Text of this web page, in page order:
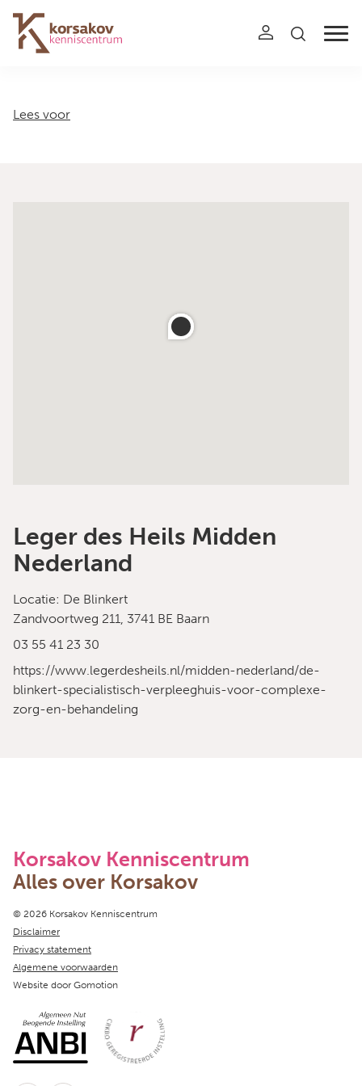
Navigation
Lees voor
Leger des Heils Midden
Nederland
Locatie: De Blinkert
Zandvoortweg 211, 3741 BE Baarn
03 55 41 23 30
https://www.legerdesheils.nl/midden-nederland/de-
blinkert-specialistisch-verpleeghuis-voor-complexe-
zorg-en-behandeling
Korsakov Kenniscentrum
Alles over Korsakov
Copyright navigation
© 2026 Korsakov Kenniscentrum
Disclaimer
Privacy statement
Algemene voorwaarden
Website door Gomotion